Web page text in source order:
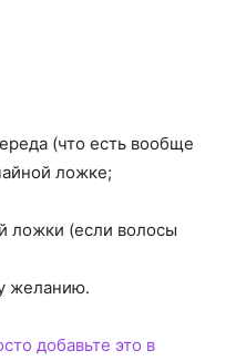
(что есть вообще
ложке;
ложки (если волосы
желанию.
добавьте это в